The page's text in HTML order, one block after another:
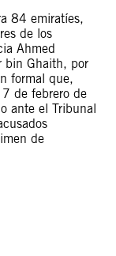
84 emiratíes,
de los
Ahmed
bin Ghaith, por
formal que,
de febrero de
ante el Tribunal
de